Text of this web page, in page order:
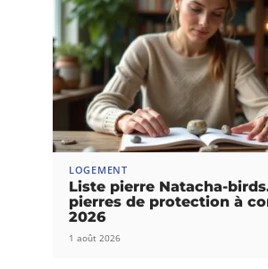
LOGEMENT
Liste pierre Natacha-
pierres de protection à
2026
1 août 2026